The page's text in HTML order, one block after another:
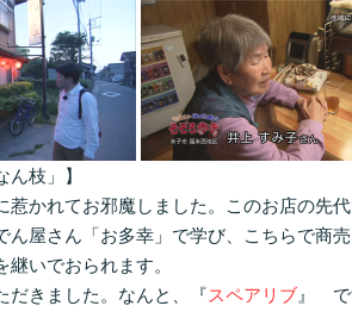
ん枝」】
惹かれてお邪魔しました。このお店の先
ん屋さん「お多幸」で学び、こちらで商売
いでおられます。
だきました。なんと、『スペアリブ 』 で